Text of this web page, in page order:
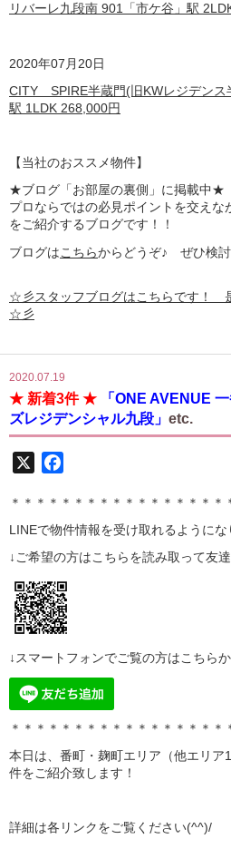
リバーレ九段南 901「市ケ谷」駅
2020年07月20日
CITY SPIRE半蔵門(旧KWレジデンス
駅 1LDK 268,000円
【当社のおススメ物件】
★ブログ「お部屋の裏側」に掲載中★
プロならではの必見ポイントを交えな
をご紹介するブログです！！
ブログはこちらからどうぞ♪ ぜひ検討
☆彡スタッフブログはこちらです！
☆彡
2020.07.19
★ 新着3件 ★
「ONE AVENUE
ズレジデンシャル九段」 etc.
＊＊＊＊＊＊＊＊＊＊＊＊＊＊＊＊＊
LINEで物件情報を受け取れるようにな
↓ご希望の方はこちらを読み取って友
↓スマートフォンでご覧の方はこちらか
＊＊＊＊＊＊＊＊＊＊＊＊＊＊＊＊＊
本日は、番町・麹町エリア（他エリア1
件をご紹介致します！
詳細は各リンクをご覧ください(^^)/